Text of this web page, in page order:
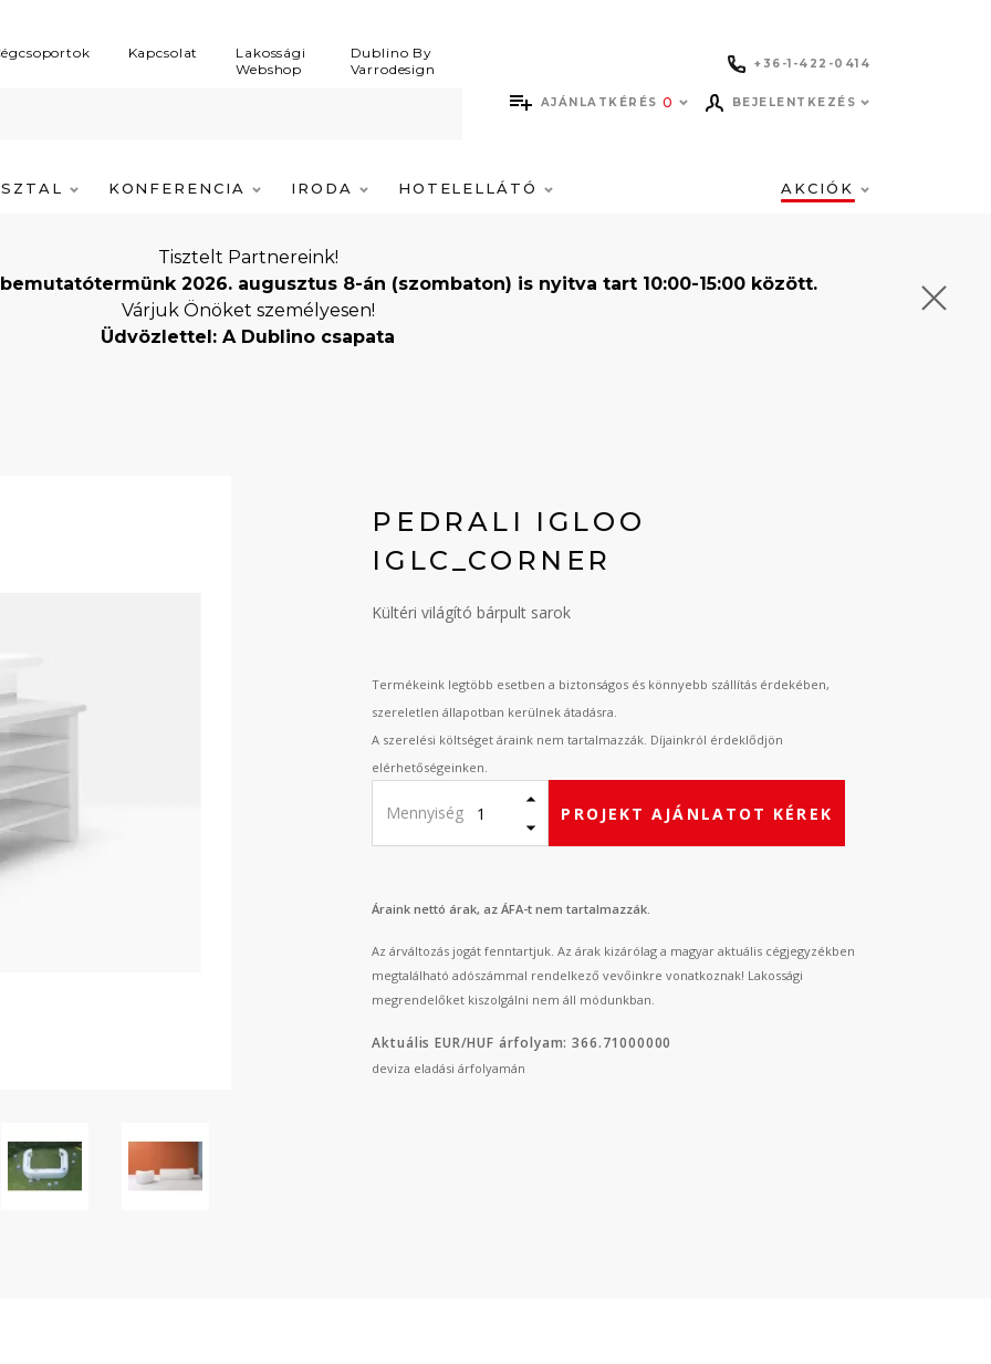
Kapcsolat
Lakossági
Webshop
Dublino By
Varrodesign
+36-1-422-0414
AJÁNLATKÉRÉS 0 BEJELENTKEZÉS
KONFERENCIA IRODA HOTELELLÁTÓ AKCIÓK
Tisztelt Partnereink!
bemutatótermünk 2026. augusztus 8-án (szombaton) is nyitva tart 10:00-15:00 között.
Várjuk Önöket személyesen!
Üdvözlettel: A Dublino csapata
PEDRALI IGLOO
IGLC_CORNER
Kültéri világító bárpult sarok
Termékeink legtöbb esetben a biztonságos és könnyebb szállítás érdekében,
szereletlen állapotban kerülnek átadásra.
A szerelési költséget áraink nem tartalmazzák. Díjainkról érdeklődjön
elérhetőségeinken.
Mennyiség PROJEKT AJÁNLATOT KÉREK
Áraink nettó árak, az ÁFA-t nem tartalmazzák.
Az árváltozás jogát fenntartjuk. Az árak kizárólag a magyar aktuális cégjegyzékben
megtalálható adószámmal rendelkező vevőinkre vonatkoznak! Lakossági
megrendelőket kiszolgálni nem áll módunkban.
Aktuális EUR/HUF árfolyam: 366.71000000
deviza eladási árfolyamán